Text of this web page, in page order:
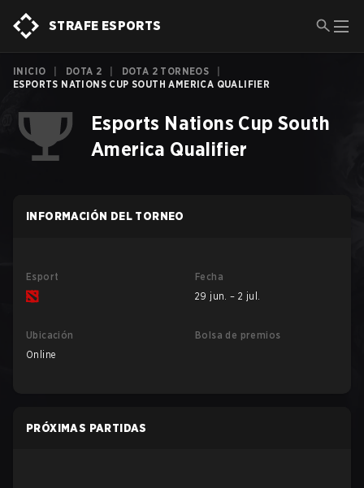
STRAFE ESPORTS
INICIO DOTA 2 DOTA 2 TORNEOS
ESPORTS NATIONS CUP SOUTH AMERICA QUALIFIER
Esports Nations Cup South
America Qualifier
INFORMACIÓN DEL TORNEO
Esport
Fecha
29 jun. – 2 jul.
Ubicación
Online
Bolsa de premios
PRÓXIMAS PARTIDAS